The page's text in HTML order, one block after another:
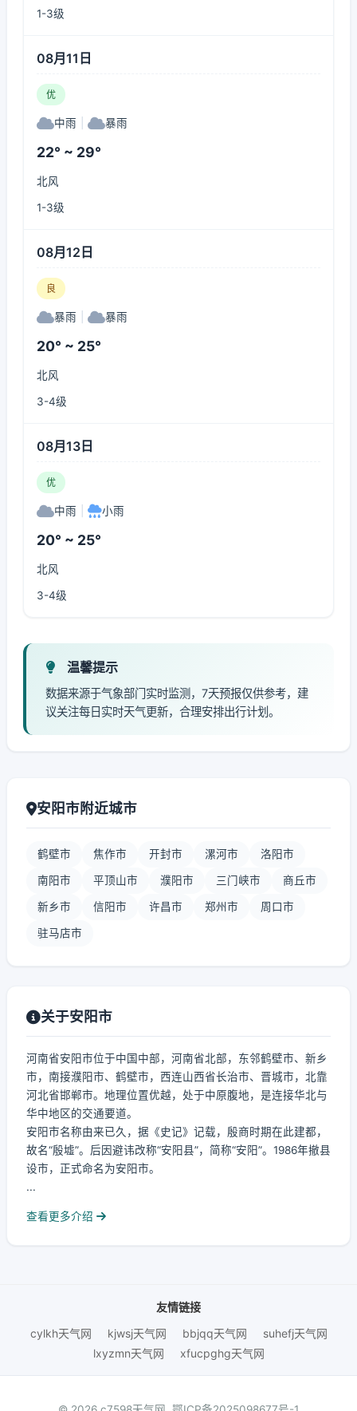
1-3级
08月11日
优
中雨 暴雨
22° ~ 29°
北风
1-3级
08月12日
良
暴雨 暴雨
20° ~ 25°
北风
3-4级
08月13日
优
中雨 小雨
20° ~ 25°
北风
3-4级
温馨提示
数据来源于气象部门实时监测，7天预报仅供参考，建
议关注每日实时天气更新，合理安排出行计划。
安阳市附近城市
鹤壁市 焦作市 开封市 漯河市 洛阳市
南阳市 平顶山市 濮阳市 三门峡市 商丘市
新乡市 信阳市 许昌市 郑州市 周口市
驻马店市
关于安阳市
河南省安阳市位于中国中部，河南省北部，东邻鹤壁市、新乡
市，南接濮阳市、鹤壁市，西连山西省长治市、晋城市，北靠
河北省邯郸市。地理位置优越，处于中原腹地，是连接华北与
华中地区的交通要道。
安阳市名称由来已久，据《史记》记载，殷商时期在此建都，
故名“殷墟”。后因避讳改称“安阳县”，简称“安阳”。1986年撤县
设市，正式命名为安阳市。
...
查看更多介绍
友情链接
cylkh天气网
kjwsj天气网 bbjqq天气网
suhefj天气网
lxyzmn天气网
xfucpghg天气网